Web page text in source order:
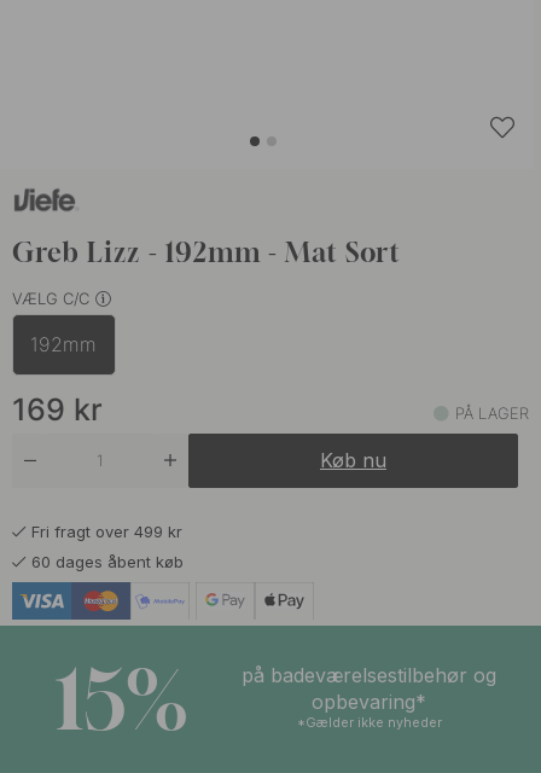
Greb Lizz - 192mm - Mat Sort
VÆLG C/C
192mm
169 kr PÅ LAGER
Køb nu
Fri fragt over 499 kr
60 dages åbent køb
15%
på badeværelsestilbehør og
opbevaring*
*Gælder ikke nyheder